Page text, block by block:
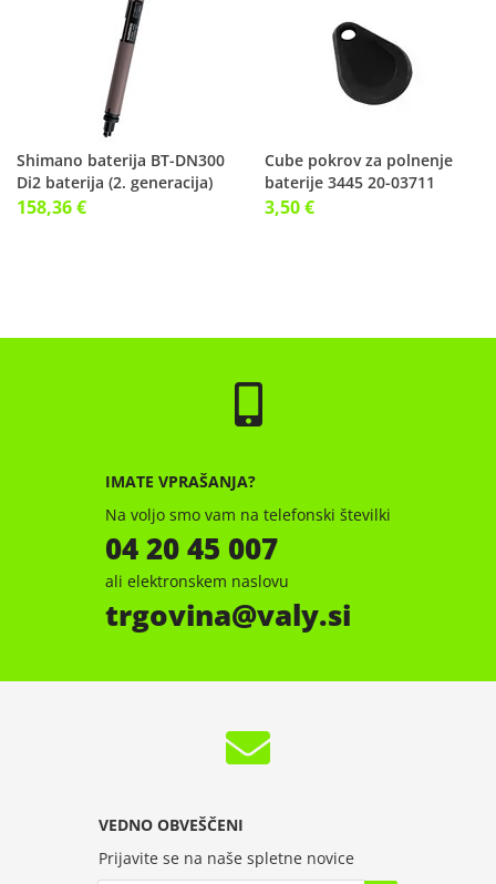
Shimano baterija BT-DN300
Di2 baterija (2. generacija)
158,36 €
Cube pokrov za polnenje
baterije 3445 20-03711
3,50 €
IMATE VPRAŠANJA?
Na voljo smo vam na telefonski številki
04 20 45 007
ali elektronskem naslovu
trgovina valy.si
VEDNO OBVEŠČENI
Prijavite se na naše spletne novice